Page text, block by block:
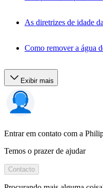
As diretrizes de idade
Como remover a água
Exibir mais
Entrar em contato com a
Temos o prazer de ajudar
Contacto